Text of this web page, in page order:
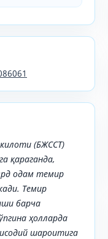
(БЖССТ)
қараганда,
одам темир
Темир
барча
ҳолларда
шароитига